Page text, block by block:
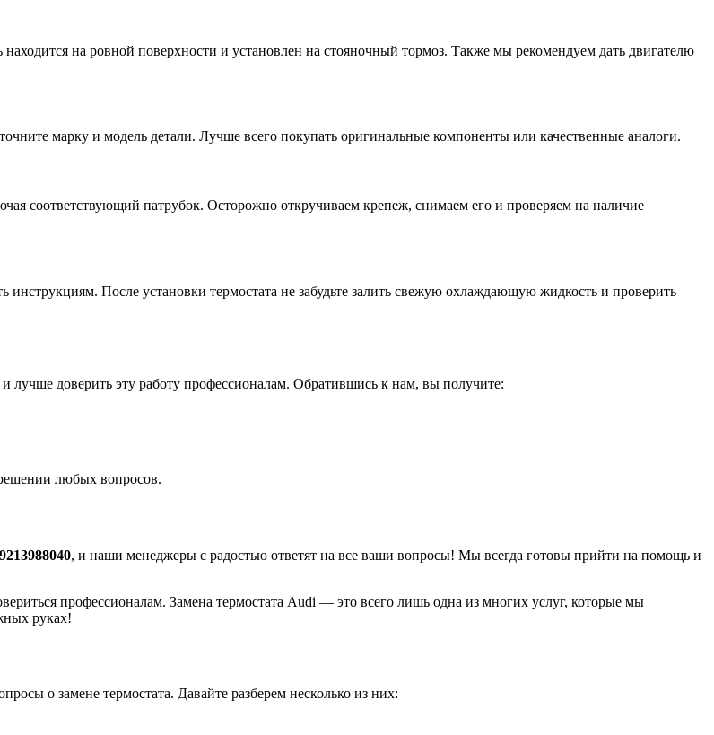
на ровной поверхности и установлен на стояночный тормоз. Также мы рекомендуем дать двигателю
марку и модель детали. Лучше всего покупать оригинальные компоненты или качественные аналоги.
соответствующий патрубок. Осторожно откручиваем крепеж, снимаем его и проверяем на наличие
инструкциям. После установки термостата не забудьте залить свежую охлаждающую жидкость и проверить
лучше доверить эту работу профессионалам. Обратившись к нам, вы получите:
любых вопросов.
, и наши менеджеры с радостью ответят на все ваши вопросы! Мы всегда готовы прийти на помощь и
профессионалам. Замена термостата Audi — это всего лишь одна из многих услуг, которые мы
руках!
о замене термостата. Давайте разберем несколько из них: